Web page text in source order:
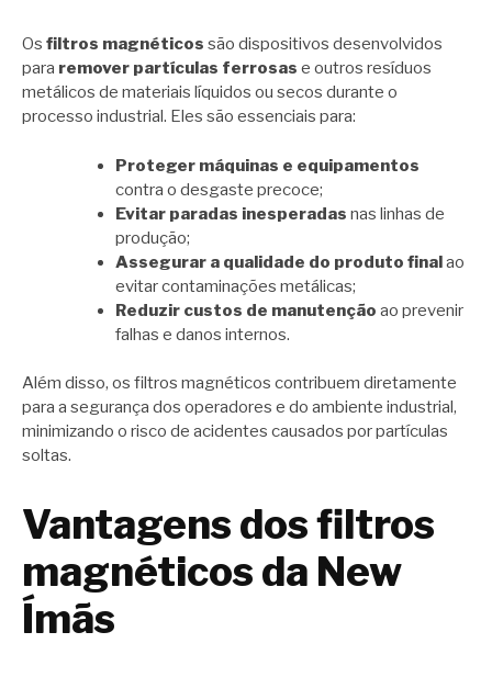
Os filtros magnéticos são dispositivos desenvolvidos
para remover partículas ferrosas e outros resíduos
metálicos de materiais líquidos ou secos durante o
processo industrial. Eles são essenciais para:
Proteger máquinas e equipamentos
contra o desgaste precoce;
Evitar paradas inesperadas nas linhas de
produção;
Assegurar a qualidade do produto finalao
evitar contaminações metálicas;
Reduzir custos de manutenção ao prevenir
falhas e danos internos.
Além disso, os filtros magnéticos contribuem diretamente
para a segurança dos operadores e do ambiente industrial,
minimizando o risco de acidentes causados por partículas
soltas.
Vantagens dos filtros
magnéticos da New
Ímãs